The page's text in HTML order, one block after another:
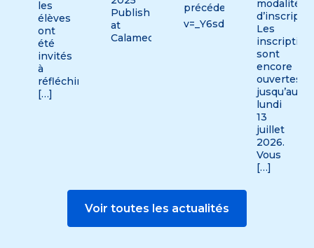
les
élèves
ont
été
invités
à
réfléchir
[…]
Publish
at
Calameo
précédent.➡️https://
v=_Y6sdMm0FlI
modalités
Les
sont
encore
ouvertes
jusqu’au
lundi
13
juillet
2026.
Vous
[…]
Voir toutes les actualités